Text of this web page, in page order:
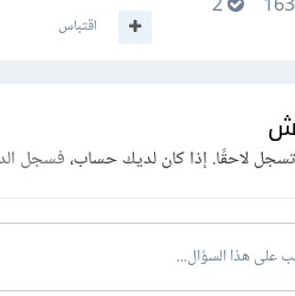
اقتباس
لاحقًا. إذا كان لديك حساب،فسجل
على هذا السؤال...